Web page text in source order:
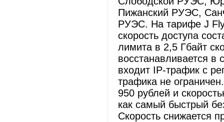
Пижанский РУЭС,
РУЭС. На тарифе J
скорость доступа
лимита в 2,5 Гбайт
восстанавливается
входит IP-трафик с
трафика не
950 рублей и
как самый быстрый
Скорость снижается